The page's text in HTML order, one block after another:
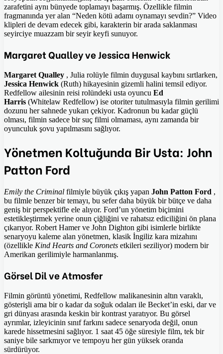
zarafetini aynı bünyede toplamayı başarmış. Özellikle filmin
fragmanında yer alan “Neden kötü adamı oynamayı sevdin?” Video
klipleri de devam edecek gibi, karakterin bir arada saklanması
seyirciye muazzam bir seyir keyfi sunuyor.
Margaret Qualley ve Jessica Henwick
Margaret Qualley , Julia rolüyle filmin duygusal kaybını sırtlarken,
Jessica Henwick (Ruth) hikayesinin gizemli halini temsil ediyor.
Redfellow ailesinin reisi rolündeki usta oyuncu Ed
Harris (Whitelaw Redfellow) ise otoriter tutulmasıyla filmin gerilimi
dozunu her sahnede yukarı çekiyor. Kadronun bu kadar güçlü
olması, filmin sadece bir suç filmi olmaması, aynı zamanda bir
oyunculuk şovu yapılmasını sağlıyor.
Yönetmen Koltuğunda Bir Usta: John
Patton Ford
Emily the Criminal filmiyle büyük çıkış yapan John Patton Ford ,
bu filmle benzer bir temayı, bu sefer daha büyük bir bütçe ve daha
geniş bir perspektifle ele alıyor. Ford’un yönetim biçimini
estetikleştirmek yerine onun çiğliğini ve rahatsız ediciliğini ön plana
çıkarıyor. Robert Hamer ve John Dighton gibi isimlerle birlikte
senaryoyu kaleme alan yönetmen, klasik İngiliz kara mizahını
(özellikle Kind Hearts and Coronets etkileri seziliyor) modern bir
Amerikan gerilimiyle harmanlanmış.
Görsel Dil ve Atmosfer
Filmin görüntü yönetimi, Redfellow malikanesinin altın varaklı,
gösterişli ama bir o kadar da soğuk odaları ile Becket’in eski, dar ve
gri dünyası arasında keskin bir kontrast yaratıyor. Bu görsel
ayrımlar, izleyicinin sınıf farkını sadece senaryoda değil, onun
karede hissetmesini sağlıyor. 1 saat 45 öğe süresiyle film, tek bir
saniye bile sarkmıyor ve tempoyu her gün yüksek oranda
sürdürüyor.